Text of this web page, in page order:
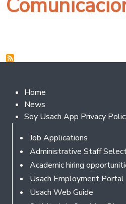
Footer 2
Home
News
Soy Usach App Privacy
Footer
Job Applications
Administrative Staff
Academic hiring
Usach Employment Portal
Usach Web Guide